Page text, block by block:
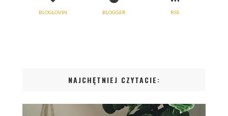
BLOGLOVIN BLOGGER RSS
NAJCHĘTNIEJ CZYTACIE: